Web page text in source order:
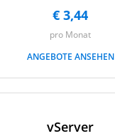
€ 3,44
pro Monat
ANGEBOTE ANSEHEN
vServer